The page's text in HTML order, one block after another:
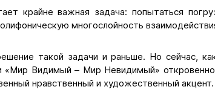
крайне важная задача: попытаться
многослойность
такой задачи и раньше. Но сейчас,
«Мир Видимый – Мир Невидимый»
нравственный и художественный акцент.